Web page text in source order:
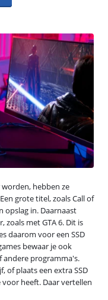
hebben ze
grote titel, zoals Call of
opslag in. Daarnaast
met GTA 6. Dit is
daarom voor een SSD
bewaar je ook
andere programma's.
of plaats een extra SSD
heeft. Daar vertellen